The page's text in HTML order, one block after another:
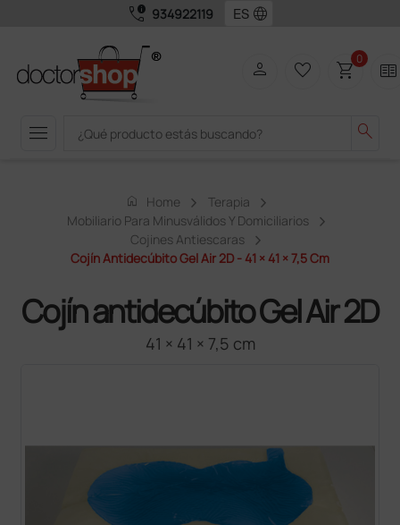
call_quality 934922119 language
menu search
person favorite_border shopping_cart0 two_pager
home Home
Terapia
Mobiliario Para Minusválidos Y Domiciliarios
Cojines Antiescaras
Cojín Antidecúbito Gel Air 2D - 41 × 41 × 7,5 Cm
Cojín antidecúbito Gel Air 2D
41 × 41 × 7,5 cm